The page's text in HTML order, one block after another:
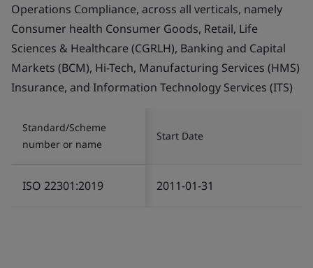
Operations Compliance, across all verticals, namely
Consumer health Consumer Goods, Retail, Life
Sciences & Healthcare (CGRLH), Banking and Capital
Markets (BCM), Hi-Tech, Manufacturing Services (HMS)
Insurance, and Information Technology Services (ITS)
Standard/Scheme
number or name
Start Date
ISO 22301:2019 2011-01-31